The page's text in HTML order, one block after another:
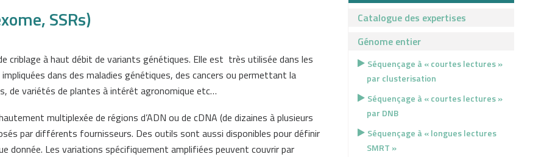
SSRs)
criblage à haut débit de variants génétiques. Elle est très utilisée dans les
dans des maladies génétiques, des cancers ou permettant la
de variétés de plantes à intérêt agronomique etc…
multiplexée de régions d’ADN ou de cDNA (de dizaines à plusieurs
par différents fournisseurs. Des outils sont aussi disponibles pour définir
donnée. Les variations spécifiquement amplifiées peuvent couvrir par
Catalogue des expertises
Génome entier
Séquençage à « courtes lectures »
par clusterisation
Séquençage à « courtes lectures »
par DNB
Séquençage à « longues lectures
SMRT »